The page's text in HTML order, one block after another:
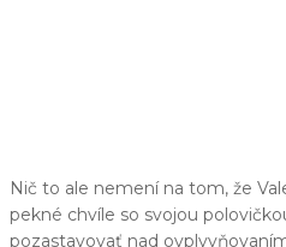
Nič to ale nemení na tom, že
pekné chvíle so svojou
pozastavovať nad